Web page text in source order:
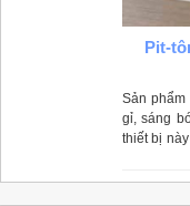
Pit-
Sản
gỉ, sáng
thiết bị
bếp.